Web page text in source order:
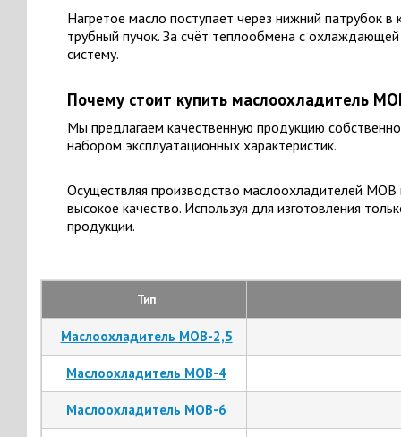
Нагретое масло поступает через нижний патрубок
трубный пучок. За счёт теплообмена с
систему.
Почему стоит купить маслоохладитель
Мы предлагаем качественную продукцию
набором эксплуатационных характеристик.
Осуществляя производство маслоохладителей МОВ
высокое качество. Используя для изготовления
продукции.
Тип
Маслоохладитель МОВ-2,5
Маслоохладитель МОВ-4
Маслоохладитель МОВ-6